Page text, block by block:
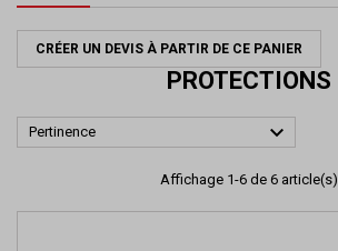
CRÉER UN DEVIS À PARTIR DE CE PANIER
PROTECTIONS
Pertinence 
Affichage 1-6 de 6 article(s)